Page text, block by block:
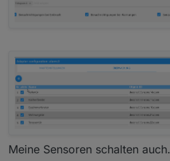
Meine Sensoren schalten auch.